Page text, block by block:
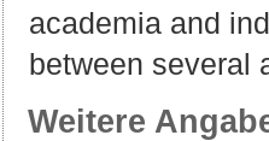
academia and
between several
Weitere